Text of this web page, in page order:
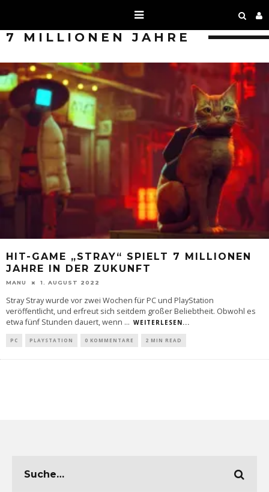
7 MILLIONEN JAHRE
HIT-GAME „STRAY“ SPIELT 7 MILLIONEN
JAHRE IN DER ZUKUNFT
MANU 1. AUGUST 2022
Stray Stray wurde vor zwei Wochen für PC und PlayStation
veröffentlicht, und erfreut sich seitdem großer Beliebtheit. Obwohl es
etwa fünf Stunden dauert, wenn ... WEITERLESEN...
PC PLAYSTATION 0 KOMMENTARE 2 MIN READ